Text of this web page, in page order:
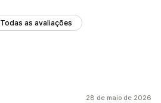
Todas as avaliações
28 de maio de 2026